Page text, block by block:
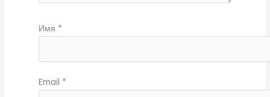
Имя *
Email *